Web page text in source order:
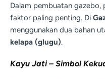
Dalam pembuatan gazebo,
faktor paling penting. Di
menggunakan dua bahan
kelapa (glugu).
Kayu Jati – Simbol